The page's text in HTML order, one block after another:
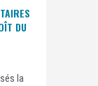
DU
la